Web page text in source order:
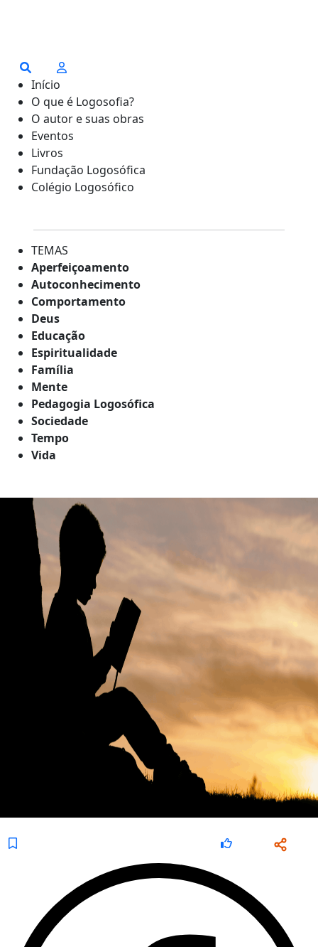
Início
O que é Logosofia?
O autor e suas obras
Eventos
Livros
Fundação Logosófica
Colégio Logosófico
TEMAS
Aperfeiçoamento
Autoconhecimento
Comportamento
Deus
Educação
Espiritualidade
Família
Mente
Pedagogia Logosófica
Sociedade
Tempo
Vida